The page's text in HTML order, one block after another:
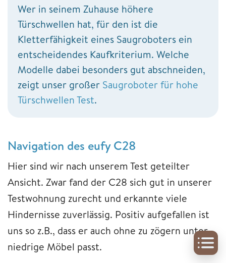
Wer in seinem Zuhause höhere
Türschwellen hat, für den ist die
Kletterfähigkeit eines Saugroboters ein
entscheidendes Kaufkriterium. Welche
Modelle dabei besonders gut abschneiden,
zeigt unser großer Saugroboter für hohe
Türschwellen Test.
Navigation des eufy C28
Hier sind wir nach unserem Test geteilter
Ansicht. Zwar fand der C28 sich gut in unserer
Testwohnung zurecht und erkannte viele
Hindernisse zuverlässig. Positiv aufgefallen ist
uns so z.B., dass er auch ohne zu zögern unter
niedrige Möbel passt.